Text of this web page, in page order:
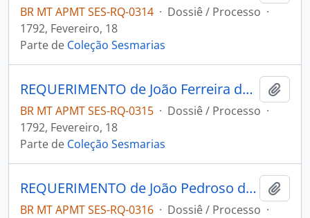
BR MT APMT SES-RQ-0314 · Dossiê / Processo ·
1792, Fevereiro, 18
Parte de Coleção Sesmarias
REQUERIMENTO de João Ferreira de Oliveira Villar ao Governador e Capitão-General da Capitania de Mato Grosso João de Albuquerque de Melo Pereira e Cáceres.
BR MT APMT SES-RQ-0315 · Dossiê / Processo ·
1792, Fevereiro, 18
Parte de Coleção Sesmarias
REQUERIMENTO de João Pedroso de Almeida ao Governador e Capitão-General da Capitania de Mato Grosso João de Albuquerque de Melo Pereira e Cáceres.
BR MT APMT SES-RQ-0316 · Dossiê / Processo ·